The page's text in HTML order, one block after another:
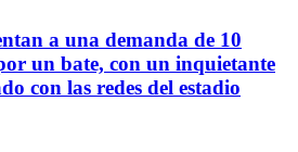
a una demanda de 10
un bate, con un inquietante
con las redes del estadio